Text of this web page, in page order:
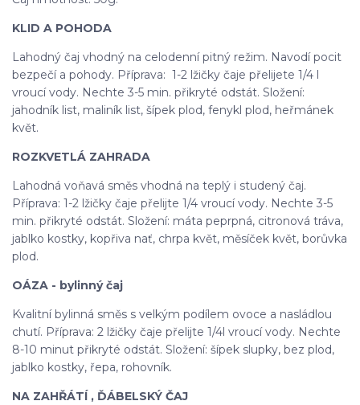
KLID A POHODA
Lahodný čaj vhodný na celodenní pitný režim. Navodí pocit
bezpečí a pohody. Příprava: 1-2 lžičky čaje přelijete 1/4 l
vroucí vody. Nechte 3-5 min. přikryté odstát. Složení:
jahodník list, maliník list, šípek plod, fenykl plod, heřmánek
květ.
ROZKVETLÁ ZAHRADA
Lahodná voňavá směs vhodná na teplý i studený čaj.
Příprava: 1-2 lžičky čaje přelijte 1/4 vroucí vody. Nechte 3-5
min. přikryté odstát. Složení: máta peprpná, citronová tráva,
jablko kostky, kopřiva nať, chrpa květ, měsíček květ, borůvka
plod.
OÁZA - bylinný čaj
Kvalitní bylinná směs s velkým podílem ovoce a nasládlou
chutí. Příprava: 2 lžičky čaje přelijte 1/4l vroucí vody. Nechte
8-10 minut přikryté odstát. Složení: šípek slupky, bez plod,
jablko kostky, řepa, rohovník.
NA ZAHŘÁTÍ , ĎÁBELSKÝ ČAJ